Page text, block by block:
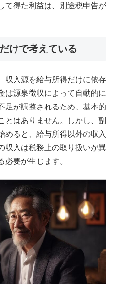
て得た利益は、別途税申告が
けで考えている
収入源を給与所得だけに依存
は源泉徴収によって自動的に
足が調整されるため、基本的
とはありません。しかし、副
めると、給与所得以外の収入
収入は税務上の取り扱いが異
必要が生じます。